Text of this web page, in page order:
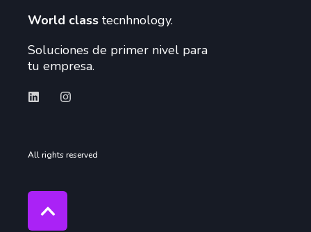
World class tecnhnology.
Soluciones de primer nivel para
tu empresa.
All rights reserved